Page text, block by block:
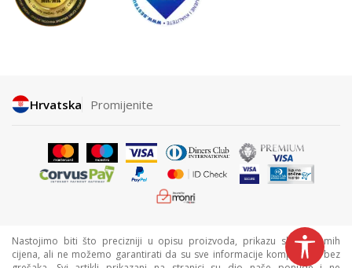
Hrvatska Promijenite
Nastojimo biti što precizniji u opisu proizvoda, prikazu slika i samih
cijena, ali ne možemo garantirati da su sve informacije kompletne i bez